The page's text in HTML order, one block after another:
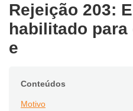
Rejeição 203:
habilitado para
e
Conteúdos
Motivo